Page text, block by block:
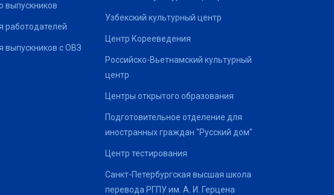
выпускников
работодателей
выпускников с ОВЗ
Узбекский культурный центр
Центр Корееведения
Российско-Вьетнамский культурный
центр
Центры открытого образования
Подготовительное отделение для
иностранных граждан "Русский дом"
Центр тестирования
Санкт-Петербургская высшая школа
перевода РГПУ им. А. И. Герцена